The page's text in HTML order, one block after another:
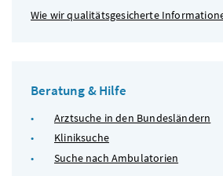
Wie wir qualitätsgesicherte
Beratung & Hilfe
Arztsuche in den Bundesländern
Kliniksuche
Suche nach Ambulatorien